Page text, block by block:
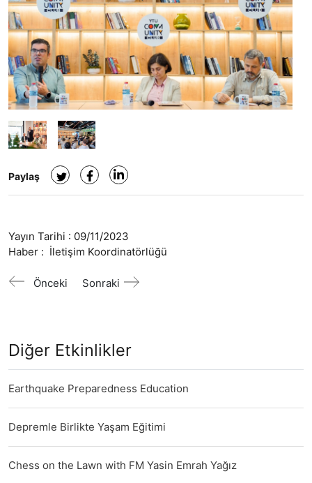
Paylaş
Yayın Tarihi : 09/11/2023
Haber : İletişim Koordinatörlüğü
Önceki Sonraki
Diğer Etkinlikler
Earthquake Preparedness Education
Depremle Birlikte Yaşam Eğitimi
Chess on the Lawn with FM Yasin Emrah Yağız